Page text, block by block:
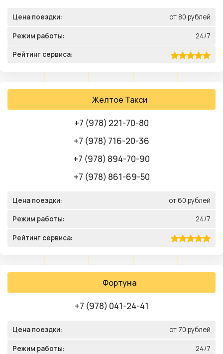
Цена поездки: от 80 рублей
Режим работы: 24/7
Рейтинг сервиса:
Желтое Такси
+7 (978) 221-70-80
+7 (978) 716-20-36
+7 (978) 894-70-90
+7 (978) 861-69-50
Цена поездки: от 60 рублей
Режим работы: 24/7
Рейтинг сервиса:
Фортуна
+7 (978) 041-24-41
Цена поездки: от 70 рублей
Режим работы: 24/7